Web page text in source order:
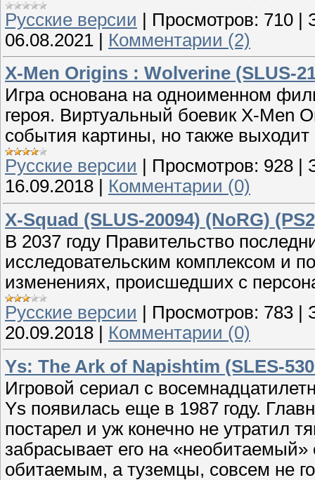
Русские версии
Просмотров: 710
06.08.2021
Комментарии (2)
X-Men Origins : Wolverine (SLUS-
Игра основана на одноименном
героя. Виртуальный боевик X-Men
события картины, но также
Русские версии
Просмотров: 928
16.09.2018
Комментарии (0)
X-Squad (SLUS-20094) (NoRG)
В 2037 году Правительство
исследовательским комплексом и
изменениях, происшедших с
Русские версии
Просмотров: 783
20.09.2018
Комментарии (0)
Ys: The Ark of Napishtim (SLES-
Игровой сериал с
Ys появилась еще в 1987 году.
постарел и уж конечно не утратил
забрасывает его на
обитаемым, а туземцы, совсем не